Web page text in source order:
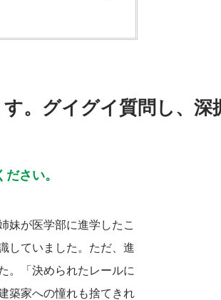
。グイグイ質問し、
さい。
妹が医学部に進学したこ
していました。ただ、進
。「決められたレールに
築家への憧れも捨てきれ